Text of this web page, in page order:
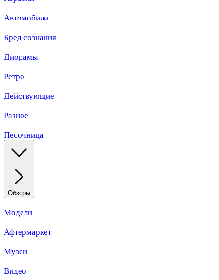
Автомобили
Бред сознания
Диорамы
Ретро
Действующие
Разное
Песочница
Обзоры
Модели
Афтермаркет
Музеи
Видео